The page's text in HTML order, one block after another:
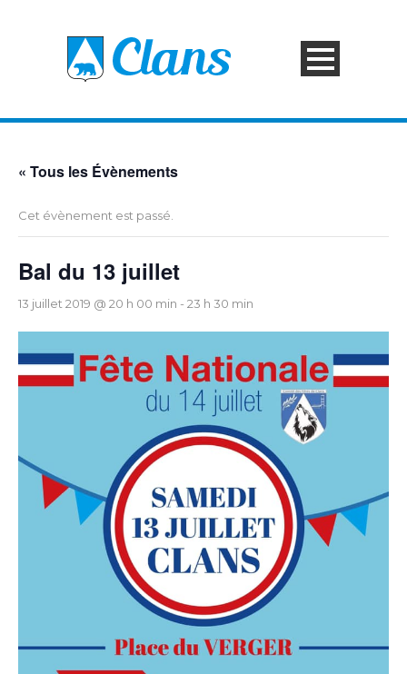
« Tous les Évènements
Cet évènement est passé.
Bal du 13 juillet
13 juillet 2019 @ 20 h 00 min - 23 h 30 min